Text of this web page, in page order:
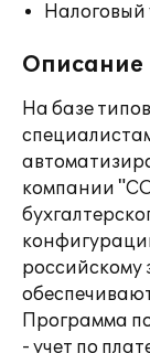
Налоговый
Описание
На базе
компании
российскому
Программа
- учет по